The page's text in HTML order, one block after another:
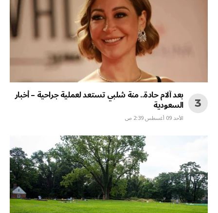
بعد آلام حادة.. منة شلبي تستعد لعملية جراحية – أخبار
السعودية
الأحد 09 أغسطس 2:39 ص